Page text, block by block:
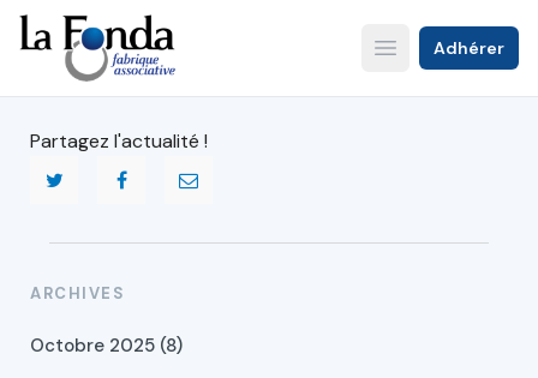
Aller
au
contenu
principal
Open main menu
Adhérer
Partagez l'actualité !
ARCHIVES
Octobre 2025 (8)